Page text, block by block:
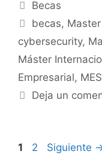
Becas
becas,
cybersecurity,
Máster
Empresarial,
Deja un
1 2 Siguiente